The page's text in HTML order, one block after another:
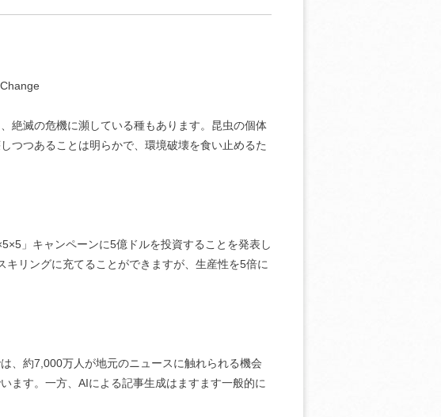
絶滅の危機に瀕している種もあります。昆虫の個体
つつあることは明らかで、環境破壊を食い止めるた
」キャンペーンに5億ドルを投資することを発表し
リングに充てることができますが、生産性を5倍に
、約7,000万人が地元のニュースに触れられる機会
ます。一方、AIによる記事生成はますます一般的に